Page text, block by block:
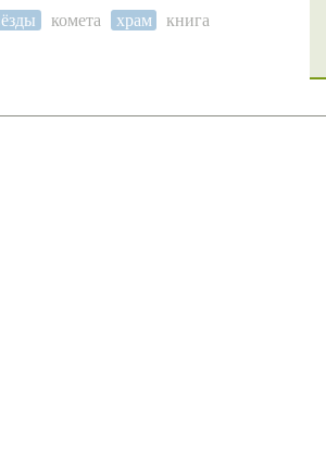
комета храм книга